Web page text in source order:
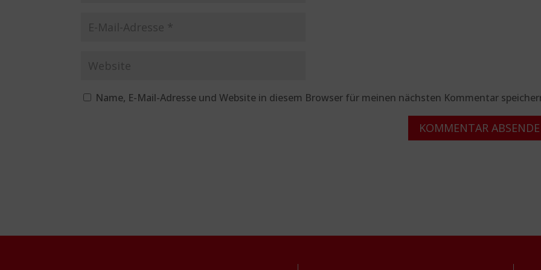
Name, E-Mail-Adresse und Website in diesem Browser für meinen nächsten Kommentar